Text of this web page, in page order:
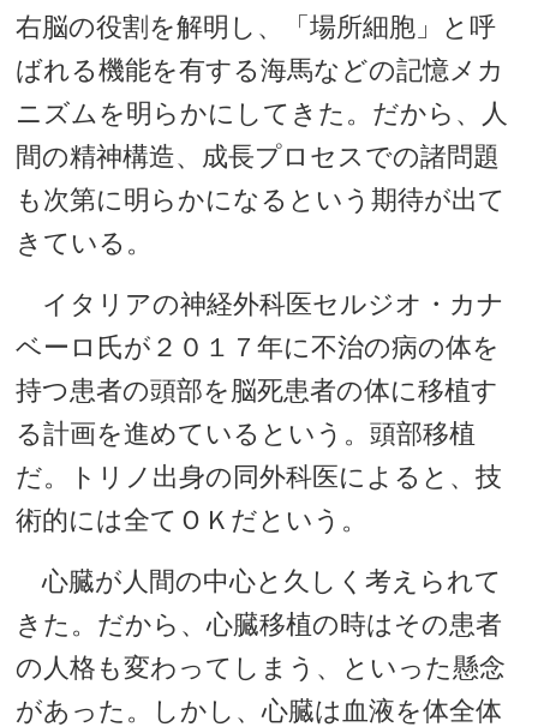
右脳の役割を解明し、「場所細胞」と呼
ばれる機能を有する海馬などの記憶メカ
ニズムを明らかにしてきた。だから、人
間の精神構造、成長プロセスでの諸問題
も次第に明らかになるという期待が出て
きている。
イタリアの神経外科医セルジオ・カナ
ベーロ氏が２０１７年に不治の病の体を
持つ患者の頭部を脳死患者の体に移植す
る計画を進めているという。頭部移植
だ。トリノ出身の同外科医によると、技
術的には全てＯＫだという。
心臓が人間の中心と久しく考えられて
きた。だから、心臓移植の時はその患者
の人格も変わってしまう、といった懸念
があった。しかし、心臓は血液を体全体